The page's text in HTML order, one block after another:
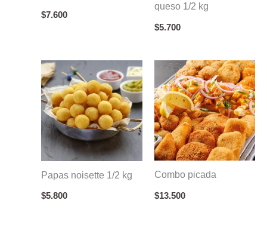
$7.600
queso 1/2 kg
$5.700
Papas noisette 1/2 kg
$5.800
Combo picada
$13.500